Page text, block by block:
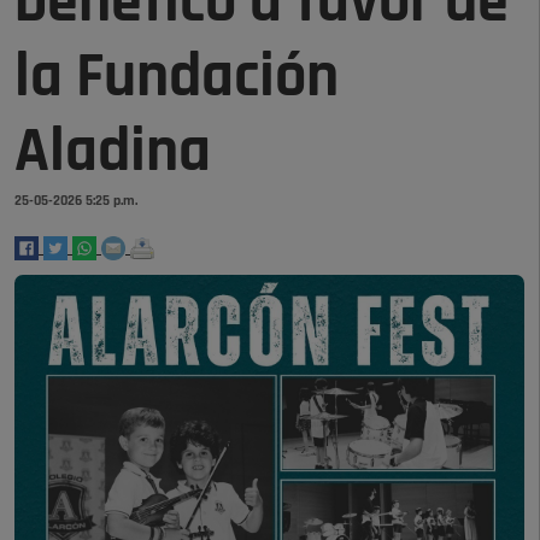
la Fundación
Aladina
25-05-2026 5:25 p.m.